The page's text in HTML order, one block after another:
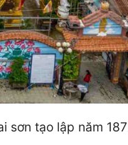
sơn tạo lập năm